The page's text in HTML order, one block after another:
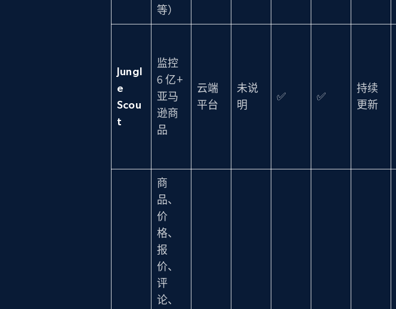
等）
Jungl
e
Scou
t
监控
6 亿+
亚马
逊商
品
云端
平台
未说
明
✅ ✅
持续
更新
商
品、
价
格、
报
价、
评
论、